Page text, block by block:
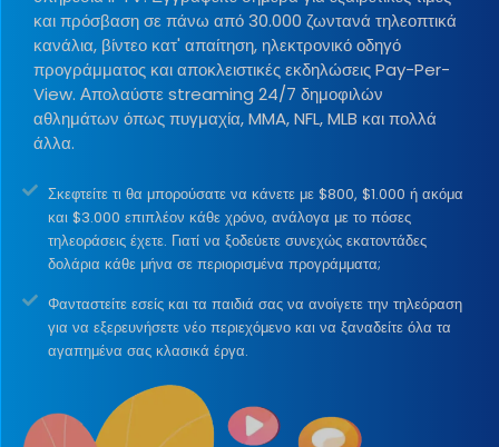
και πρόσβαση σε πάνω από 30.000 ζωντανά τηλεοπτικά
κανάλια, βίντεο κατ' απαίτηση, ηλεκτρονικό οδηγό
προγράμματος και αποκλειστικές εκδηλώσεις Pay-Per-
View. Απολαύστε streaming 24/7 δημοφιλών
αθλημάτων όπως πυγμαχία, MMA, NFL, MLB και πολλά
άλλα.
Σκεφτείτε τι θα μπορούσατε να κάνετε με $800, $1.000 ή ακόμα
και $3.000 επιπλέον κάθε χρόνο, ανάλογα με το πόσες
τηλεοράσεις έχετε. Γιατί να ξοδεύετε συνεχώς εκατοντάδες
δολάρια κάθε μήνα σε περιορισμένα προγράμματα;
Φανταστείτε εσείς και τα παιδιά σας να ανοίγετε την τηλεόραση
για να εξερευνήσετε νέο περιεχόμενο και να ξαναδείτε όλα τα
αγαπημένα σας κλασικά έργα.